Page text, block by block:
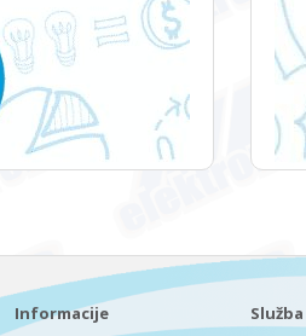
Informacije